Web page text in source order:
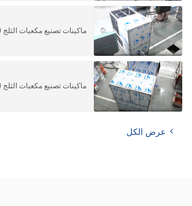
ماكينات تصنيع مكعبات الثلج CV1000
ماكينات تصنيع مكعبات الثلج CV2000
عرض الكل